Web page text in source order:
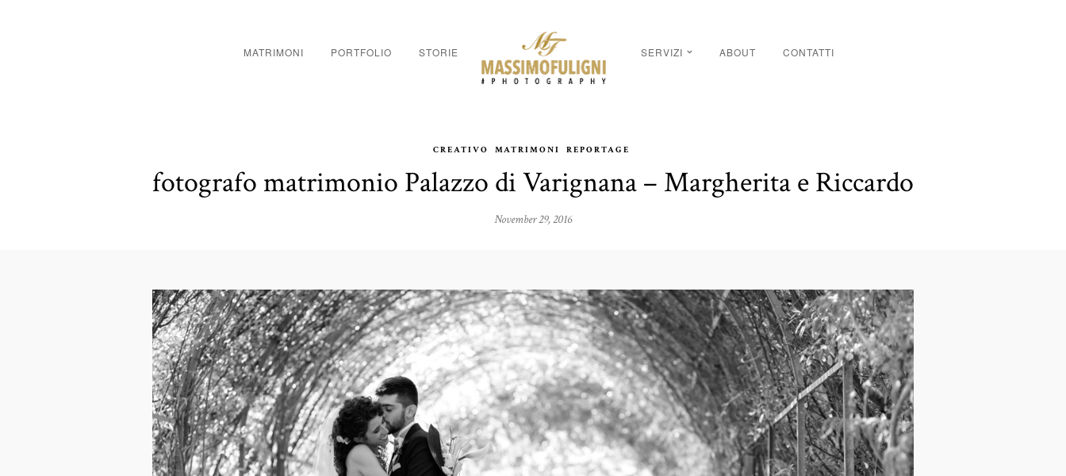
MATRIMONI PORTFOLIO STORIE SERVIZI ABOUT CONTATTI
CREATIVO MATRIMONI REPORTAGE
fotografo matrimonio Palazzo di Varignana – Margherita e Riccardo
November 29, 2016